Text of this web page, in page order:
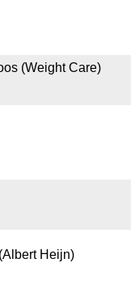
(Weight Care)
Heijn)